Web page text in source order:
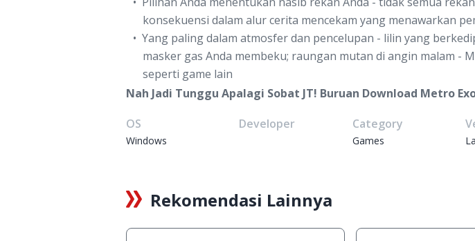
konsekuensi dalam alur cerita mencekam yang menawarkan
Yang paling dalam atmosfer dan pencelupan - lilin yang
masker gas Anda membeku; raungan mutan di angin malam -
seperti game lain
Nah Jadi Tunggu Apalagi Sobat JT! Buruan Download Metro
OS
Windows
Developer Category
Games
Rekomendasi Lainnya